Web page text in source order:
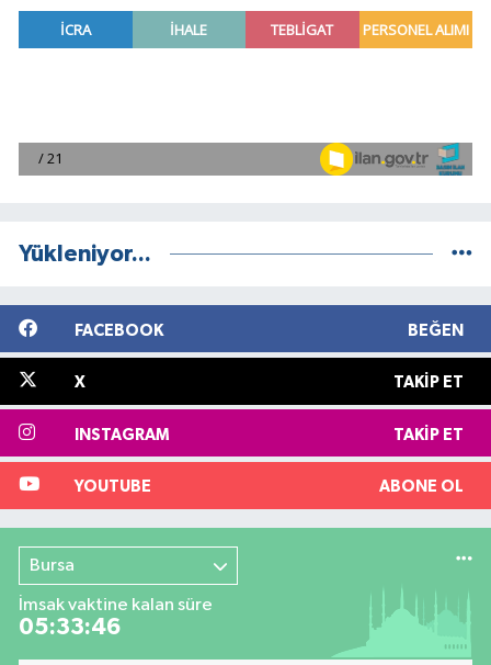
Yükleniyor...
FACEBOOK BEĞEN
X TAKIP ET
INSTAGRAM TAKIP ET
YOUTUBE ABONE OL
Bursa
İmsak vaktine kalan süre
05:33:45